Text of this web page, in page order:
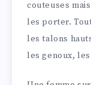
couteuses
les porter.
les talons
les genoux,